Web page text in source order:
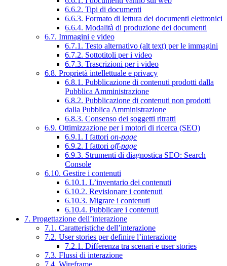
6.6.2. Tipi di documenti
6.6.3. Formato di lettura dei documenti elettronici
6.6.4. Modalità di produzione dei documenti
6.7. Immagini e video
6.7.1. Testo alternativo (alt text) per le immagini
6.7.2. Sottotitoli per i video
6.7.3. Trascrizioni per i video
6.8. Proprietà intellettuale e privacy
6.8.1. Pubblicazione di contenuti prodotti dalla
Pubblica Amministrazione
6.8.2. Pubblicazione di contenuti non prodotti
dalla Pubblica Amministrazione
6.8.3. Consenso dei soggetti ritratti
6.9. Ottimizzazione per i motori di ricerca (SEO)
6.9.1. I fattori on-page
6.9.2. I fattori off-page
6.9.3. Strumenti di diagnostica SEO: Search
Console
6.10. Gestire i contenuti
6.10.1. L’inventario dei contenuti
6.10.2. Revisionare i contenuti
6.10.3. Migrare i contenuti
6.10.4. Pubblicare i contenuti
7. Progettazione dell’interazione
7.1. Caratteristiche dell’interazione
7.2. User stories per definire l’interazione
7.2.1. Differenza tra scenari e user stories
7.3. Flussi di interazione
7.4. Wireframe